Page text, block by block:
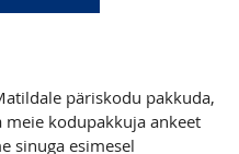
päriskodu pakkuda,
meie kodupakkuja ankeet
sinuga esimesel